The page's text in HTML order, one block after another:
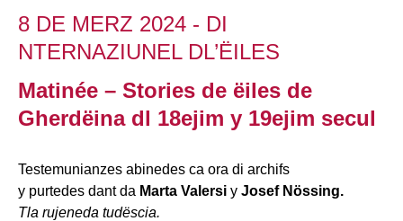
8 DE MERZ 2024 - DI
NTERNAZIUNEL DL’ËILES
Matinée – Stories de ëiles de
Gherdëina dl 18ejim y 19ejim secul
Testemunianzes abinedes ca ora di archifs
y purtedes dant da Marta Valersi y Josef Nössing.
Tla rujeneda tudëscia.